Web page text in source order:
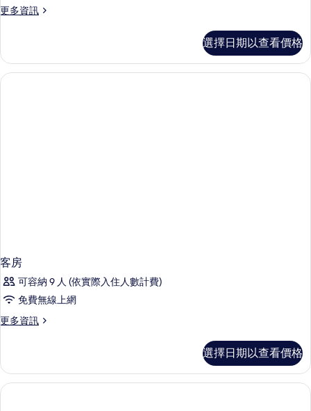
張
準
雙
更多資訊
更
客
房,
1
選擇日期以查看價格
客房
可容納 9 人 (依實際入住人數計費)
免費無線上網
更多資訊
更
的
詳
情
選擇日期以查看價格